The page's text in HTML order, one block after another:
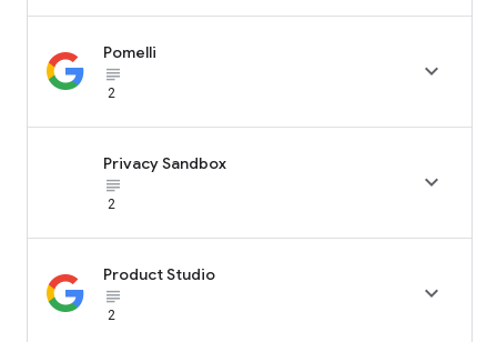
Pomelli
subject_black
2

Privacy Sandbox
subject_black
2

Product Studio
subject_black
2
